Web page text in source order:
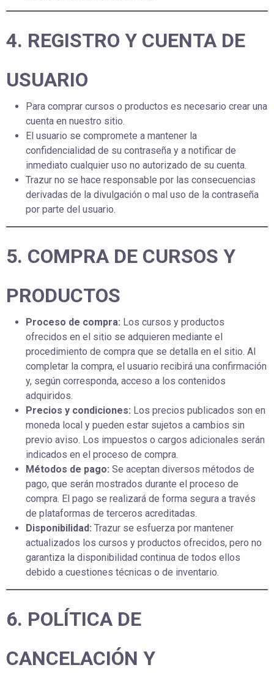
4. REGISTRO Y CUENTA DE
USUARIO
Para comprar cursos o productos es necesario crear una
cuenta en nuestro sitio.
El usuario se compromete a mantener la
confidencialidad de su contraseña y a notificar de
inmediato cualquier uso no autorizado de su cuenta.
Trazur no se hace responsable por las consecuencias
derivadas de la divulgación o mal uso de la contraseña
por parte del usuario.
5. COMPRA DE CURSOS Y
PRODUCTOS
Proceso de compra: Los cursos y productos
ofrecidos en el sitio se adquieren mediante el
procedimiento de compra que se detalla en el sitio. Al
completar la compra, el usuario recibirá una confirmación
y, según corresponda, acceso a los contenidos
adquiridos.
Precios y condiciones: Los precios publicados son en
moneda local y pueden estar sujetos a cambios sin
previo aviso. Los impuestos o cargos adicionales serán
indicados en el proceso de compra.
Métodos de pago: Se aceptan diversos métodos de
pago, que serán mostrados durante el proceso de
compra. El pago se realizará de forma segura a través
de plataformas de terceros acreditadas.
Disponibilidad: Trazur se esfuerza por mantener
actualizados los cursos y productos ofrecidos, pero no
garantiza la disponibilidad continua de todos ellos
debido a cuestiones técnicas o de inventario.
6. POLÍTICA DE
CANCELACIÓN Y